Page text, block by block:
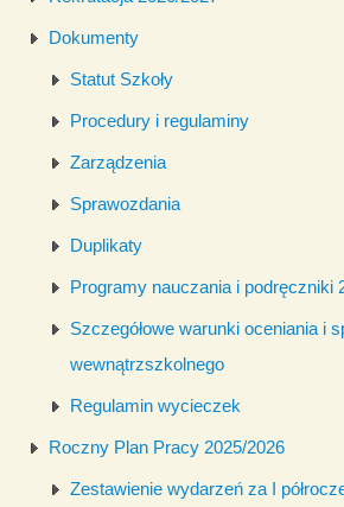
Dokumenty
Statut Szkoły
Procedury i regulaminy
Zarządzenia
Sprawozdania
Duplikaty
Programy nauczania i podręczniki
Szczegółowe warunki oceniania i
wewnątrzszkolnego
Regulamin wycieczek
Roczny Plan Pracy 2025/2026
Zestawienie wydarzeń za I